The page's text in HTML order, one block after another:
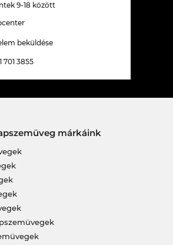
9-18 között
beküldése
701 3855
márkáink